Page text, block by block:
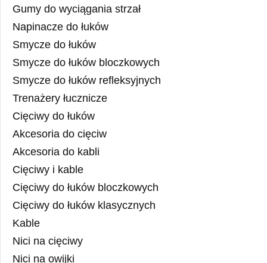
Gumy do wyciągania strzał
Napinacze do łuków
Smycze do łuków
Smycze do łuków bloczkowych
Smycze do łuków refleksyjnych
Trenażery łucznicze
Cięciwy do łuków
Akcesoria do cięciw
Akcesoria do kabli
Cięciwy i kable
Cięciwy do łuków bloczkowych
Cięciwy do łuków klasycznych
Kable
Nici na cięciwy
Nici na owijki